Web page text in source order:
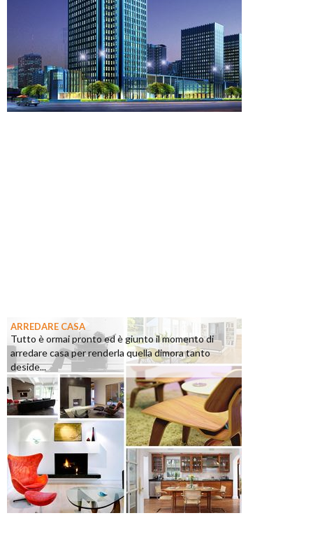
ARREDARE CASA
Tutto è ormai pronto ed è giunto il momento di
arredare casa per renderla quella dimora tanto
deside...